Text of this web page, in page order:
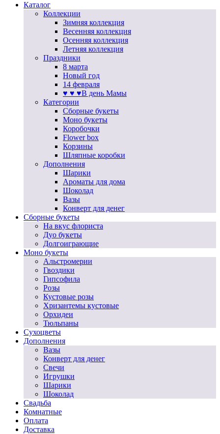
Каталог
Коллекции
Зимняя коллекция
Весенняя коллекция
Осенняя коллекция
Летняя коллекция
Праздники
8 марта
Новый год
14 февраля
♥ ♥ ♥В день Мамы
Категории
Сборные букеты
Моно букеты
Коробочки
Flower box
Корзины
Шляпные коробки
Дополнения
Шарики
Ароматы для дома
Шоколад
Вазы
Конверт для денег
Сборные букеты
На вкус флориста
Дуо букеты
Долгоиграющие
Моно букеты
Альстромерии
Гвоздики
Гипсофила
Розы
Кустовые розы
Хризантемы кустовые
Орхидеи
Тюльпаны
Сухоцветы
Дополнения
Вазы
Конверт для денег
Свечи
Игрушки
Шарики
Шоколад
Свадьба
Комнатные
Оплата
Доставка